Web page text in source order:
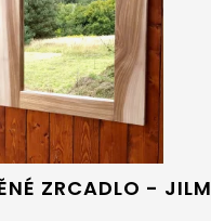
ZRCADLO - JILM